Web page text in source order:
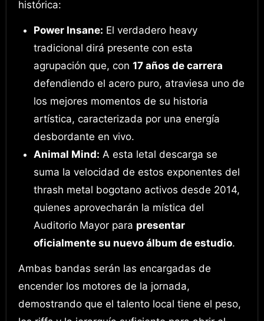
histórica:
Power Insane: El verdadero heavy
tradicional dirá presente con esta
agrupación que, con 17 años de carrera
defendiendo el acero puro, atraviesa uno de
los mejores momentos de su historia
artística, caracterizada por una energía
desbordante en vivo.
Animal Mind: A esta letal descarga se
suma la velocidad de estos exponentes del
thrash metal bogotano activos desde 2014,
quienes aprovecharán la mística del
Auditorio Mayor para presentar
oficialmente su nuevo álbum de estudio.
Ambas bandas serán las encargadas de
encender los motores de la jornada,
demostrando que el talento local tiene el peso,